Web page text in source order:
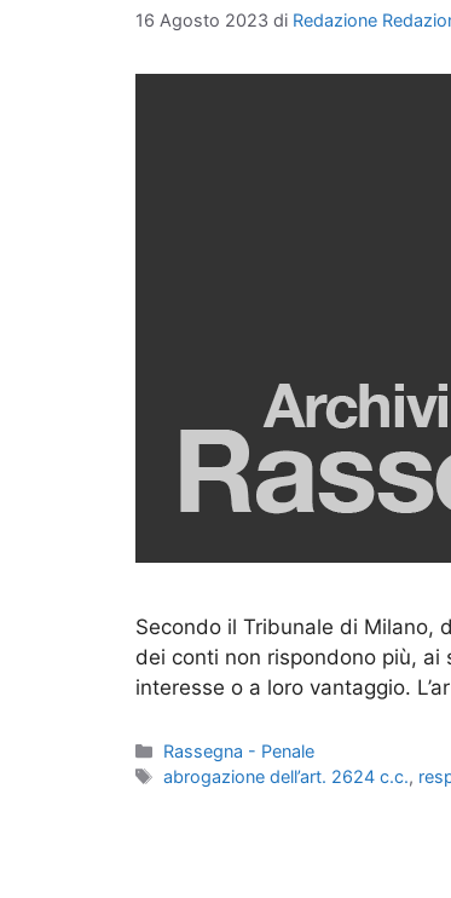
16 Agosto 2023 di Redazione
Secondo il Tribunale di Milano,
dei conti non rispondono più,
interesse o a loro vantaggio.
Categorie
Rassegna - Penale
Tag
abrogazione dell’art. 2624 c.c.,